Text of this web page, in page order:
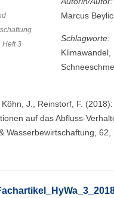
für
ISF
Kommission
Rheins
Heft 3
Marcus
Schlagworte:
Klimawandel,
Köhn, J., Reinstorf, F.
auf das Abfluss-
Wasserbewirtschaftung,